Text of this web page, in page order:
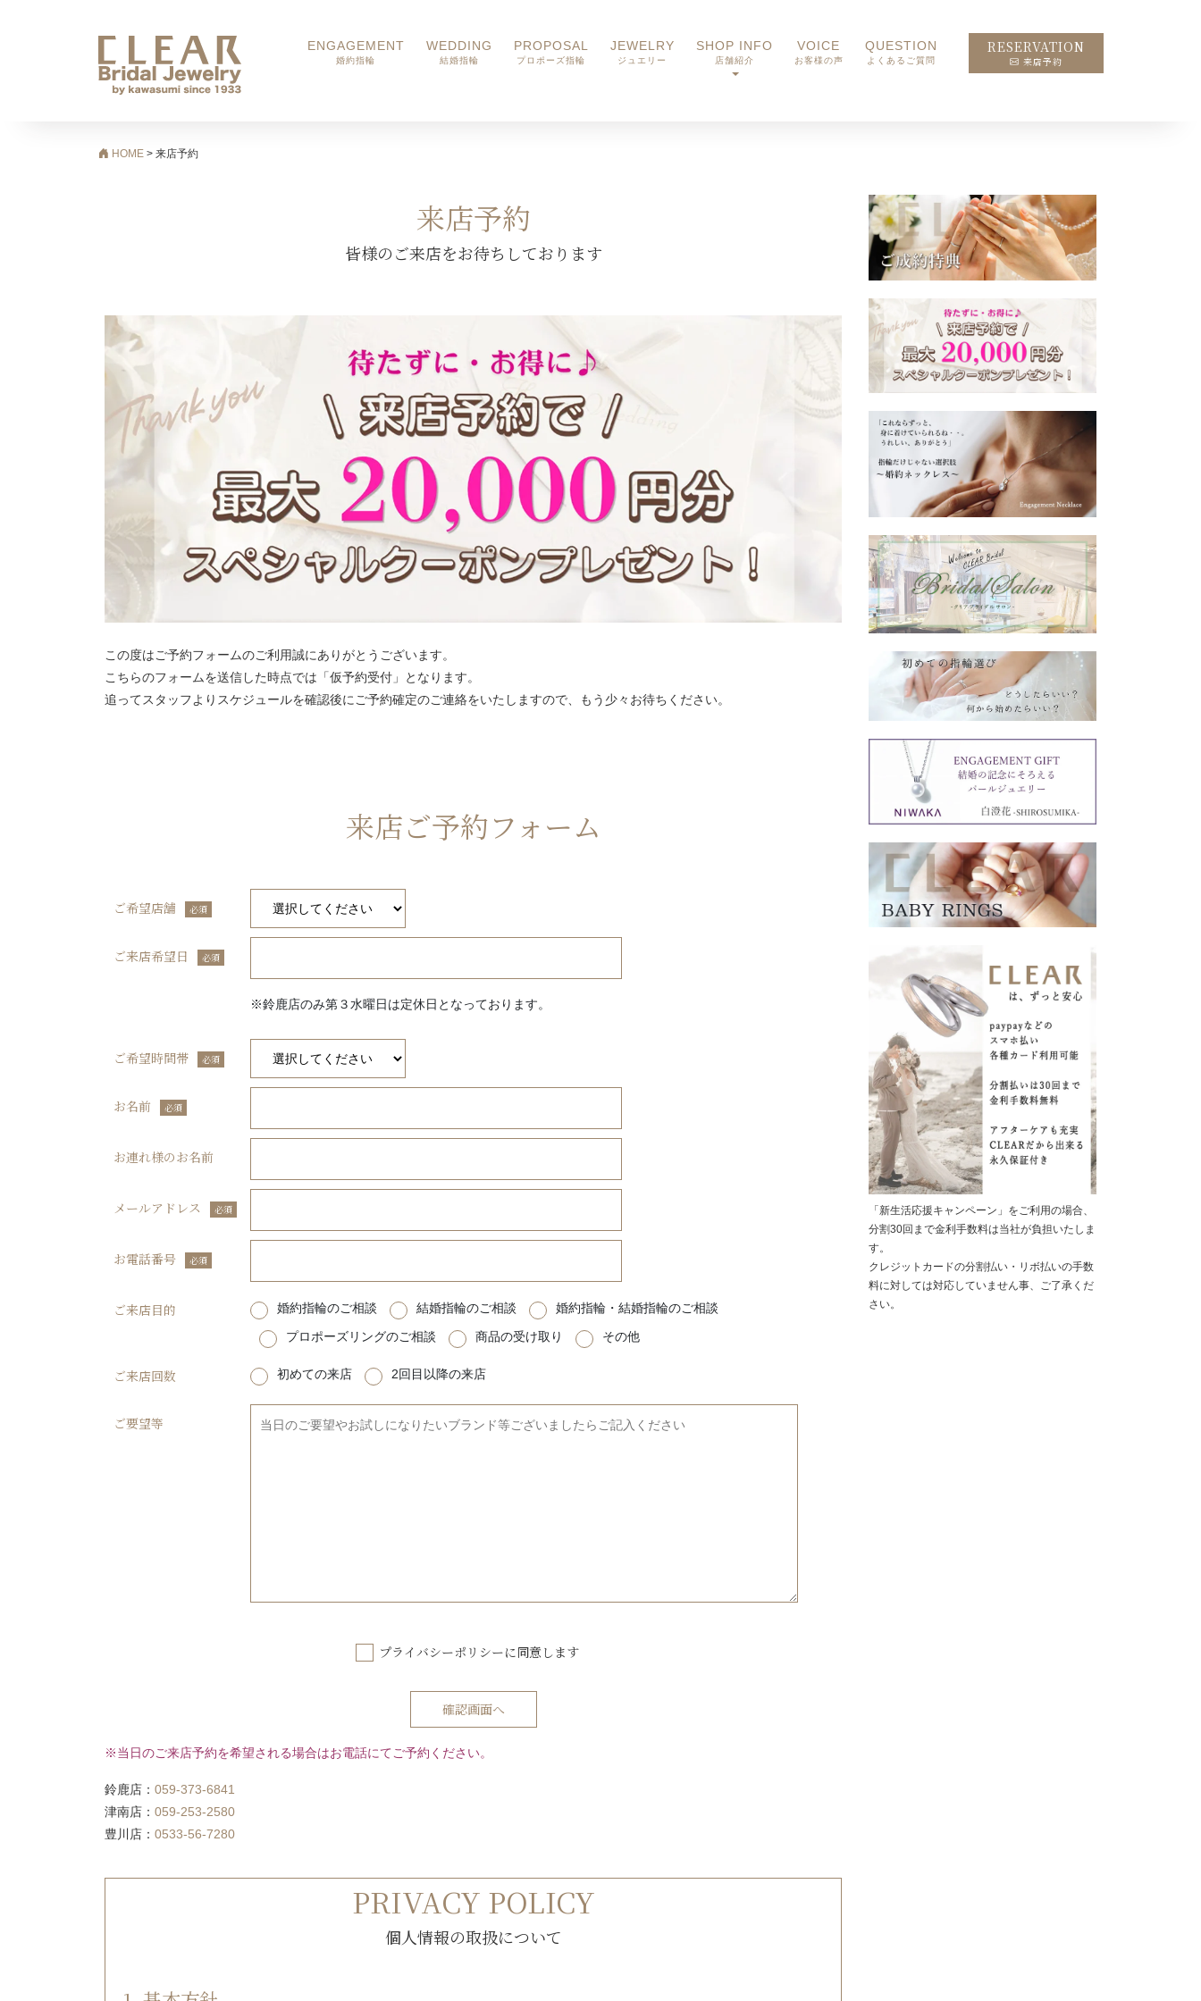
メインナビゲーション
ENGAGEMENT
婚約指輪
WEDDING
結婚指輪
PROPOSAL
プロポーズ指輪
JEWELRY
ジュエリー
SHOP INFO
店舗紹介
VOICE
お客様の声
QUESTION
よくあるご質問
RESERVATION
来店予約
HOME> 来店予約
来店予約
皆様のご来店をお待ちしております
この度はご予約フォームのご利用誠にありがとうございます。
こちらのフォームを送信した時点では「仮予約受付」となります。
追ってスタッフよりスケジュールを確認後にご予約確定のご連絡をいたしますので、もう少々お待ちください。
来店ご予約フォーム
ご希望店舗 必須
ご来店希望日 必須
※鈴鹿店のみ第３水曜日は定休日となっております。
ご希望時間帯 必須
お名前 必須
お連れ様のお名前
メールアドレス 必須
お電話番号 必須
ご来店目的 婚約指輪のご相談 結婚指輪のご相談
婚約指輪・結婚指輪のご相談
プロポーズリングのご相談
商品の受け取り その他
ご来店回数 初めての来店 2回目以降の来店
ご要望等
プライバシーポリシーに同意します
※当日のご来店予約を希望される場合はお電話にてご予約ください。
鈴鹿店： 059-373-6841
津南店： 059-253-2580
豊川店： 0533-56-7280
PRIVACY POLICY
個人情報の取扱について
「新生活応援キャンペーン」をご利用の場合、
分割30回まで金利手数料は当社が負担いたしま
す。
クレジットカードの分割払い・リボ払いの手数
料に対しては対応していません事、ご了承くだ
さい。